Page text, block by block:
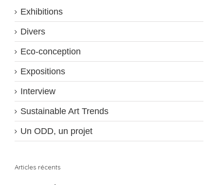
Exhibitions
Divers
Eco-conception
Expositions
Interview
Sustainable Art Trends
Un ODD, un projet
Articles récents